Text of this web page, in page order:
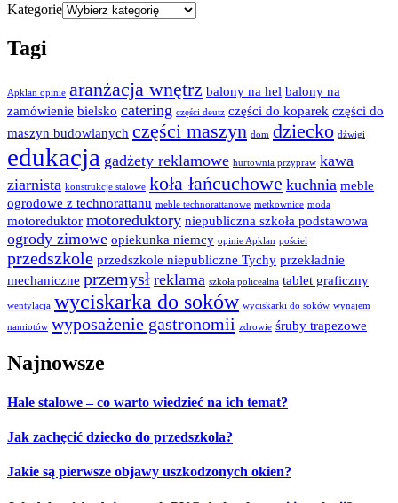
Kategorie
Tagi
Apklan opinie aranżacja wnętrz balony na hel balony na
zamówienie bielsko catering części deutz części do koparek części do
maszyn budowlanych części maszyn dom dziecko dźwigi
edukacja gadżety reklamowe hurtownia przypraw kawa
ziarnista konstrukcje stalowe koła łańcuchowe kuchnia meble
ogrodowe z technorattanu meble technorattanowe metkownice moda
motoreduktor motoreduktory niepubliczna szkoła podstawowa
ogrody zimowe opiekunka niemcy opinie Apklan pościel
przedszkole przedszkole niepubliczne Tychy przekładnie
mechaniczne przemysł reklama szkoła policealna tablet graficzny
wentylacja wyciskarka do soków wyciskarki do soków wynajem
namiotów wyposażenie gastronomii zdrowie śruby trapezowe
Najnowsze
Hale stalowe – co warto wiedzieć na ich temat?
Jak zachęcić dziecko do przedszkola?
Jakie są pierwsze objawy uszkodzonych okien?